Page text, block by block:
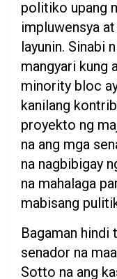
politiko upang
impluwensya
layunin. Sinabi
mangyari kung
minority bloc
kanilang
proyekto ng
na ang mga
na nagbibigay
na mahalaga
mabisang
Bagaman hindi
senador na
Sotto na ang